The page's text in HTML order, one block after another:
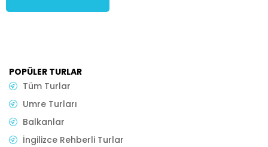
POPÜLER TURLAR
Tüm Turlar
Umre Turları
Balkanlar
İngilizce Rehberli Turlar